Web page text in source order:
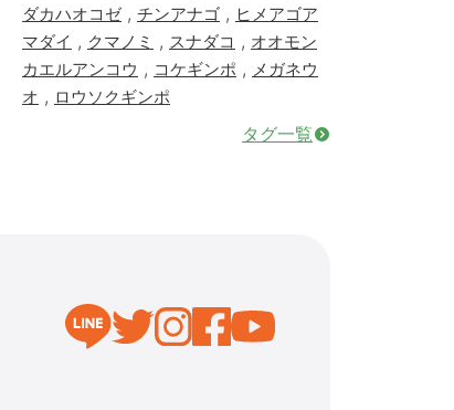
ダカハオコゼ, チンアナゴ , ヒメアゴア
マダイ , クマノミ , スナダコ , オオモン
カエルアンコウ , コケギンポ , メガネウ
オ , ロウソクギンポ
タグ一覧